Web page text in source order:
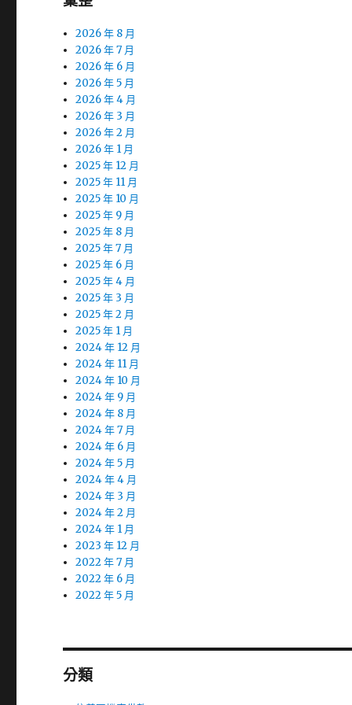
2026 年 8 月
2026 年 7 月
2026 年 6 月
2026 年 5 月
2026 年 4 月
2026 年 3 月
2026 年 2 月
2026 年 1 月
2025 年 12 月
2025 年 11 月
2025 年 10 月
2025 年 9 月
2025 年 8 月
2025 年 7 月
2025 年 6 月
2025 年 4 月
2025 年 3 月
2025 年 2 月
2025 年 1 月
2024 年 12 月
2024 年 11 月
2024 年 10 月
2024 年 9 月
2024 年 8 月
2024 年 7 月
2024 年 6 月
2024 年 5 月
2024 年 4 月
2024 年 3 月
2024 年 2 月
2024 年 1 月
2023 年 12 月
2022 年 7 月
2022 年 6 月
2022 年 5 月
分類